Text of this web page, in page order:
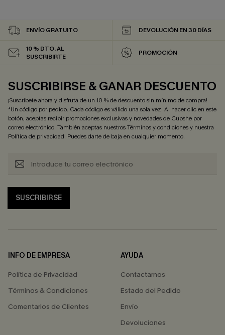
ENVÍO GRATUITO DEVOLUCIÓN EN 30 DÍAS
10 % DTO. AL
SUSCRIBIRTE
PROMOCIÓN
SUSCRIBIRSE & GANAR DESCUENTO
¡Suscríbete ahora y disfruta de un 10 % de descuento sin mínimo de compra!
*Un código por pedido. Cada código es válido una sola vez. Al hacer clic en este
botón, aceptas recibir promociones exclusivas y novedades de Cupshe por
correo electrónico. También aceptas nuestrosTérminos y condicionesy nuestra
Política de privacidad. Puedes darte de baja en cualquier momento.
SUSCRIBIRSE
INFO DE EMPRESA
Política de Privacidad
Términos & Condiciones
Comentarios de Clientes
AYUDA
Contactarnos
Estado del Pedido
Envío
Devoluciones